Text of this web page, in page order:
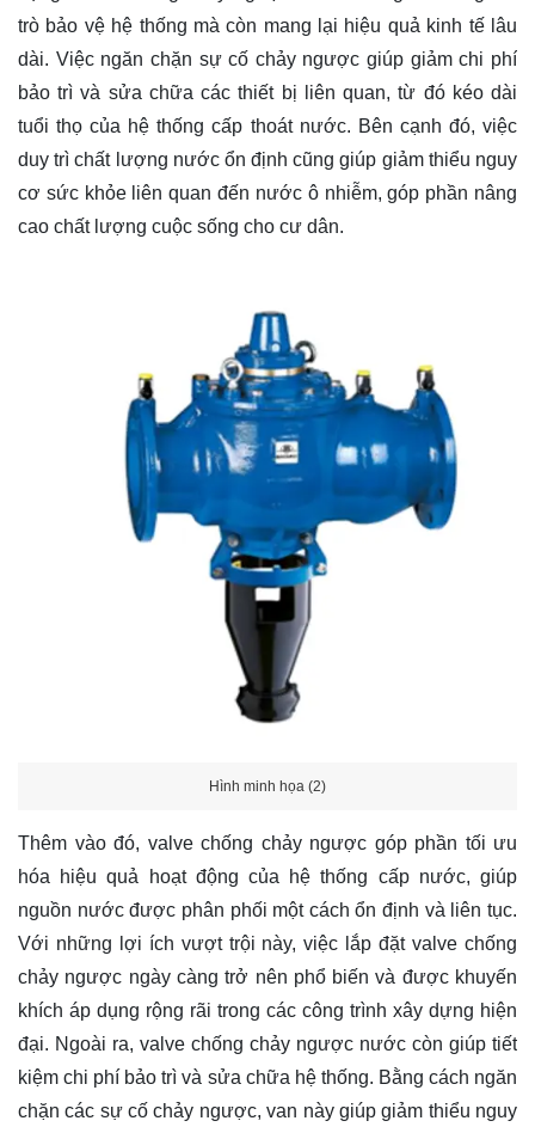
trò bảo vệ hệ thống mà còn mang lại hiệu quả kinh tế lâu
dài. Việc ngăn chặn sự cố chảy ngược giúp giảm chi phí
bảo trì và sửa chữa các thiết bị liên quan, từ đó kéo dài
tuổi thọ của hệ thống cấp thoát nước. Bên cạnh đó, việc
duy trì chất lượng nước ổn định cũng giúp giảm thiểu nguy
cơ sức khỏe liên quan đến nước ô nhiễm, góp phần nâng
cao chất lượng cuộc sống cho cư dân.
Hình minh họa (2)
Thêm vào đó, valve chống chảy ngược góp phần tối ưu
hóa hiệu quả hoạt động của hệ thống cấp nước, giúp
nguồn nước được phân phối một cách ổn định và liên tục.
Với những lợi ích vượt trội này, việc lắp đặt valve chống
chảy ngược ngày càng trở nên phổ biến và được khuyến
khích áp dụng rộng rãi trong các công trình xây dựng hiện
đại. Ngoài ra, valve chống chảy ngược nước còn giúp tiết
kiệm chi phí bảo trì và sửa chữa hệ thống. Bằng cách ngăn
chặn các sự cố chảy ngược, van này giúp giảm thiểu nguy